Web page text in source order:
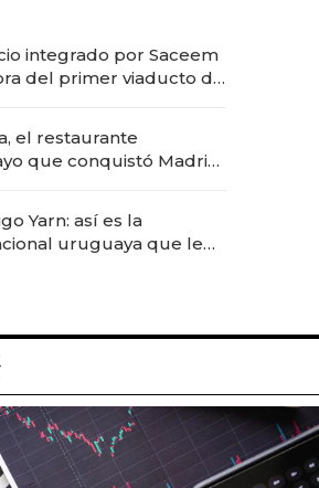
integrado por Saceem
del primer viaducto de
el restaurante
que conquistó Madrid:
y prepara apertura
Yarn: así es la
uruguaya que le